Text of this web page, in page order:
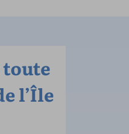
toute
l’Île